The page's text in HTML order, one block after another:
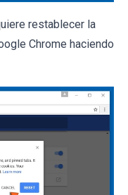
restablecer la
Chrome haciendo